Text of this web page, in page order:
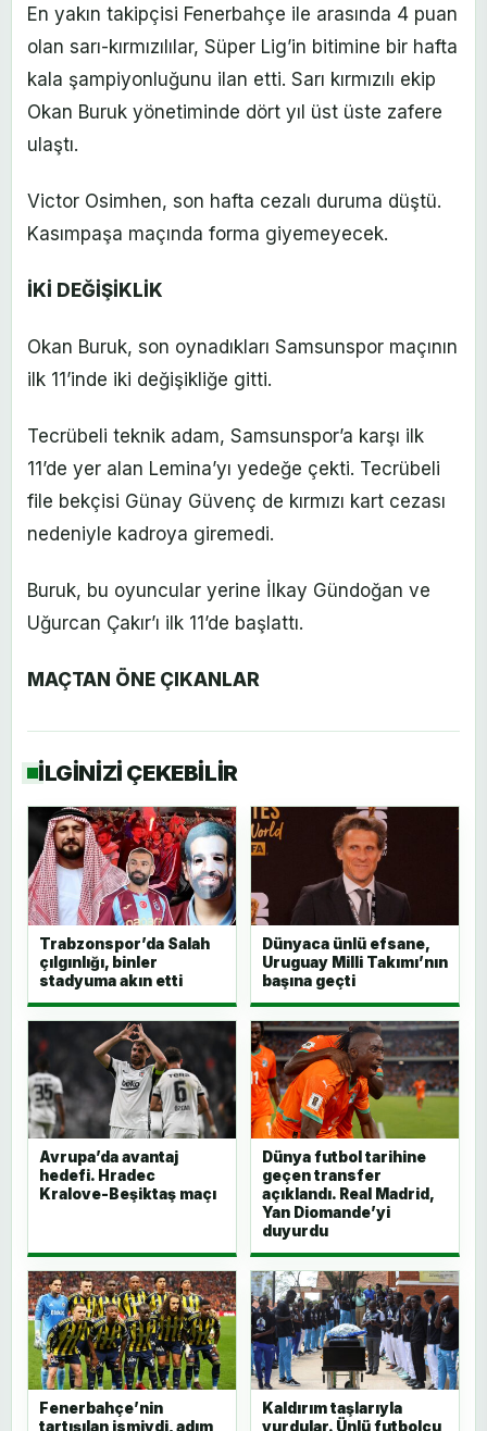
En yakın takipçisi Fenerbahçe ile arasında 4 puan
olan sarı-kırmızılılar, Süper Lig’in bitimine bir hafta
kala şampiyonluğunu ilan etti. Sarı kırmızılı ekip
Okan Buruk yönetiminde dört yıl üst üste zafere
ulaştı.
Victor Osimhen, son hafta cezalı duruma düştü.
Kasımpaşa maçında forma giyemeyecek.
İKİ DEĞİŞİKLİK
Okan Buruk, son oynadıkları Samsunspor maçının
ilk 11’inde iki değişikliğe gitti.
Tecrübeli teknik adam, Samsunspor’a karşı ilk
11’de yer alan Lemina’yı yedeğe çekti. Tecrübeli
file bekçisi Günay Güvenç de kırmızı kart cezası
nedeniyle kadroya giremedi.
Buruk, bu oyuncular yerine İlkay Gündoğan ve
Uğurcan Çakır’ı ilk 11’de başlattı.
MAÇTAN ÖNE ÇIKANLAR
İLGİNİZİ ÇEKEBİLİR
Trabzonspor’da Salah
çılgınlığı, binler
stadyuma akın etti
Dünyaca ünlü efsane,
Uruguay Milli Takımı’nın
başına geçti
Avrupa’da avantaj
hedefi. Hradec
Kralove-Beşiktaş maçı
Dünya futbol tarihine
geçen transfer
açıklandı. Real Madrid,
Yan Diomande’yi
duyurdu
Fenerbahçe’nin
tartışılan ismiydi, adım
Kaldırım taşlarıyla
vurdular. Ünlü futbolcu